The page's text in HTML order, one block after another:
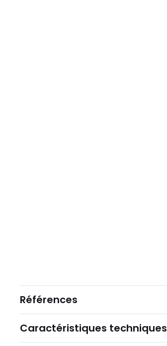
Références
Caractéristiques techniques